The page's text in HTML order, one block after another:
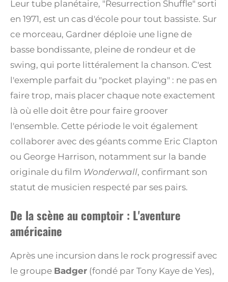
Leur tube planétaire, "Resurrection Shuffle" sorti
en 1971, est un cas d'école pour tout bassiste. Sur
ce morceau, Gardner déploie une ligne de
basse bondissante, pleine de rondeur et de
swing, qui porte littéralement la chanson. C'est
l'exemple parfait du "pocket playing" : ne pas en
faire trop, mais placer chaque note exactement
là où elle doit être pour faire groover
l'ensemble. Cette période le voit également
collaborer avec des géants comme Eric Clapton
ou George Harrison, notamment sur la bande
originale du film Wonderwall, confirmant son
statut de musicien respecté par ses pairs.
De la scène au comptoir : L'aventure
américaine
Après une incursion dans le rock progressif avec
le groupe Badger (fondé par Tony Kaye de Yes),